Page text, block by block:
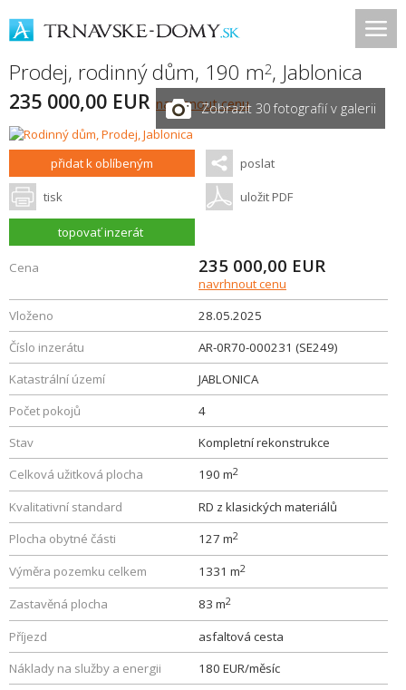
Prodej, rodinný dům, 190 m2, Jablonica
235 000,00 EUR navrhnout cenuZobrazit 30 fotografií v galerii
přidat k oblíbeným poslat
tisk uložit PDF
topovať inzerát
Cena 235 000,00 EUR
navrhnout cenu
Vloženo
28.05.2025
Číslo inzerátu
AR-0R70-000231 (SE249)
Katastrální území
JABLONICA
Počet pokojů
4
Stav
Kompletní rekonstrukce
Celková užitková plocha
190 m2
Kvalitativní standard
RD z klasických materiálů
Plocha obytné části
127 m2
Výměra pozemku celkem 1331 m2
Zastavěná plocha 83 m2
Příjezd
asfaltová cesta
Náklady na služby a energii
180 EUR/měsíc